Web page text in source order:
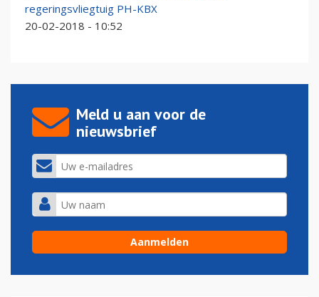
regeringsvliegtuig PH-KBX
20-02-2018 - 10:52
Meld u aan voor de
nieuwsbrief